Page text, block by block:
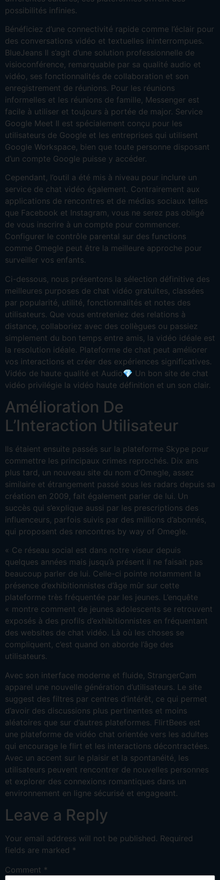
possibilités infinies.
Bénéficiez d’une connectivité rapide comme l’éclair pour
des conversations vidéo et textuelles ininterrompues.
BlueJeans Il s’agit d’une solution professionnelle de
visioconférence, remarquable par sa qualité audio et
vidéo, ses fonctionnalités de collaboration et son
enregistrement de réunions. Pour les réunions
informelles et les réunions de famille, Messenger est
facile à utiliser et toujours à portée de major. Service
Google Meet Il est spécialement conçu pour les
utilisateurs de Google et les entreprises qui utilisent
Google Workspace, bien que toute personne disposant
d’un compte Google puisse y accéder.
Cependant, l’outil a été mis à niveau pour inclure un
service de chat vidéo également. Contrairement aux
applications de rencontres et de médias sociaux telles
que Facebook et Instagram, vous ne serez pas obligé
de vous inscrire à un compte pour commencer.
Configurer le contrôle parental sur des functions
comme Omegle peut être la meilleure approche pour
surveiller vos enfants.
Ci-dessous, nous présentons la sélection définitive des
meilleures purposes de chat vidéo gratuites, classées
par popularité, utilité, fonctionnalités et notes des
utilisateurs. Que vous entreteniez des relations à
distance, collaboriez avec des collègues ou passiez
simplement du bon temps entre amis, la vidéo idéale est
la resolution idéale. Plateforme de chat peut améliorer
vos interactions et créer des expériences significatives.
Vidéo de haute qualité et Audio💎 Un bon site de chat
vidéo privilégie la vidéo haute définition et un son clair.
Amélioration De
L’Interaction Utilisateur
Ils étaient ensuite passés sur la plateforme Skype pour
commettre les principaux crimes reprochés. Dix ans
plus tard, un nouveau site du nom d’Omegle, assez
similaire et étrangement passé sous les radars depuis sa
création en 2009, fait également parler de lui. Un
succès qui s’explique aussi par les prescriptions des
influenceurs, parfois suivis par des millions d’abonnés,
qui proposent des rencontres by way of Omegle.
« Ce réseau social est dans notre viseur depuis
quelques années mais jusqu’à présent il ne faisait pas
beaucoup parler de lui. Celle-ci pointe notamment la
présence d’exhibitionnistes d’âge mûr sur cette
plateforme très fréquentée par les jeunes. L’enquête
« montre comment de jeunes adolescents se retrouvent
exposés à des profils d’exhibitionnistes en fréquentant
des websites de chat vidéo. Là où les choses se
compliquent, c’est quand on aborde l’âge des
utilisateurs.
Avec son interface moderne et fluide, StrangerCam
apparel une nouvelle génération d’utilisateurs. Le site
suggest des filtres par centres d’intérêt, ce qui permet
d’avoir des discussions plus pertinentes et moins
aléatoires que sur d’autres plateformes. FlirtBees est
une plateforme de vidéo chat orientée vers les adultes
qui encourage le flirt et les interactions décontractées.
Avec un accent sur le plaisir et la spontanéité, les
utilisateurs peuvent rencontrer de nouvelles personnes
et explorer des connexions romantiques dans un
environnement en ligne sécurisé et engageant.
Leave a Reply
Your email address will not be published. Required
fields are marked *
Comment *